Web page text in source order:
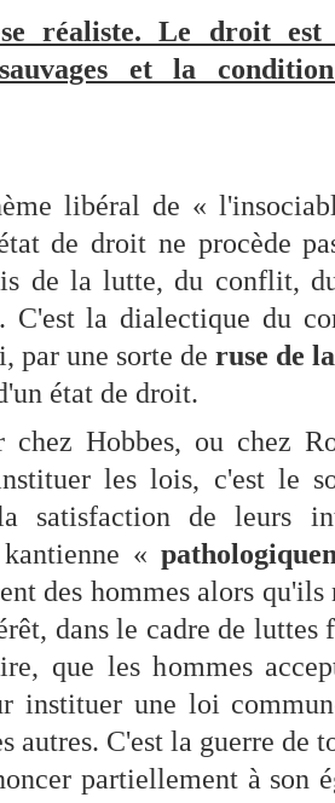
réaliste. Le droit est
sauvages et la
libéral de «
de droit ne procède
de la lutte, du conflit,
C'est la dialectique du
par une sorte de ruse de
état de droit.
Hobbes, ou chez
les lois, c'est le
satisfaction de leurs
«
des hommes alors
dans le cadre de luttes
que les hommes
instituer une loi
autres. C'est la guerre de
partiellement à son